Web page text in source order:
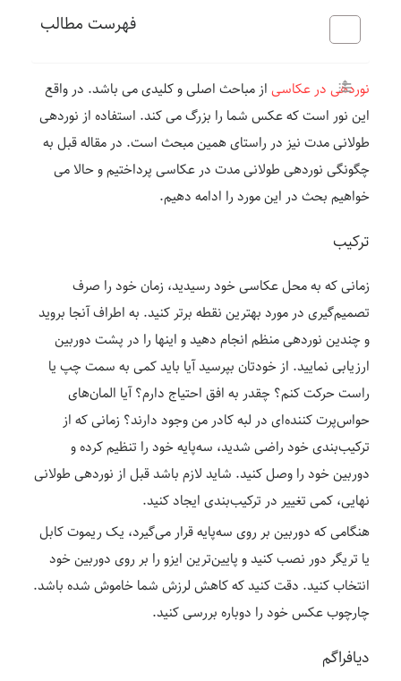
فهرست مطالب
نوردهی در عکاسیاز مباحث اصلی و کلیدی می باشد. در واقع
این نور است که عکس شما را بزرگ می کند. استفاده از نوردهی
طولانی مدت نیز در راستای همین مبحث است. در مقاله قبل به
چگونگی نوردهی طولانی مدت در عکاسی پرداختیم و حالا می
خواهیم بحث در این مورد را ادامه دهیم.
ترکیب
زمانی که به محل عکاسی خود رسیدید، زمان خود را صرف
تصمیم‌گیری در مورد بهترین نقطه برتر کنید. به اطراف آنجا بروید
و چندین نوردهی منظم انجام دهید و اینها را در پشت دوربین
ارزیابی نمایید. از خودتان بپرسید آیا باید کمی به سمت چپ یا
راست حرکت کنم؟ چقدر به افق احتیاج دارم؟ آیا المان‌های
حواس‌پرت کننده‌ای در لبه کادر من وجود دارند؟ زمانی که از
ترکیب‌بندی خود راضی شدید، سه‌پایه خود را تنظیم کرده و
دوربین خود را وصل کنید. شاید لازم باشد قبل از نوردهی طولانی
نهایی، کمی تغییر در ترکیب‌بندی ایجاد کنید.
هنگامی که دوربین بر روی سه‌پایه قرار می‌گیرد، یک ریموت کابل
یا تریگر دور نصب کنید و پایین‌ترین ایزو را بر روی دوربین خود
انتخاب کنید. دقت کنید که کاهش لرزش شما خاموش شده باشد.
چارچوب عکس خود را دوباره بررسی کنید.
دیافراگم